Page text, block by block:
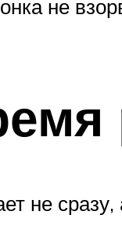
не
не сразу,